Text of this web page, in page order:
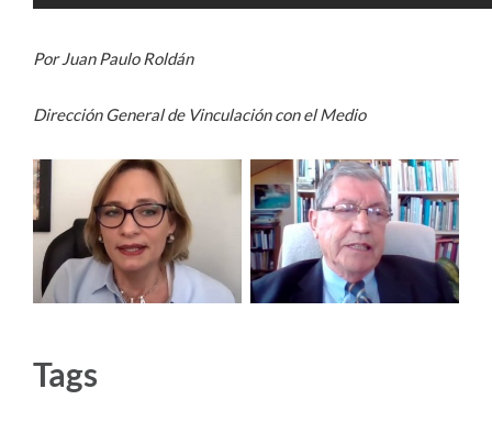
Por Juan Paulo Roldán
Dirección General de Vinculación con el Medio
Tags